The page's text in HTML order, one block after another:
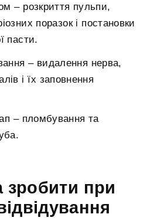
– розкриття пульпи,
поразок і постановки
пасти.
– видалення нерва,
і їх заповнення
– пломбування та
при